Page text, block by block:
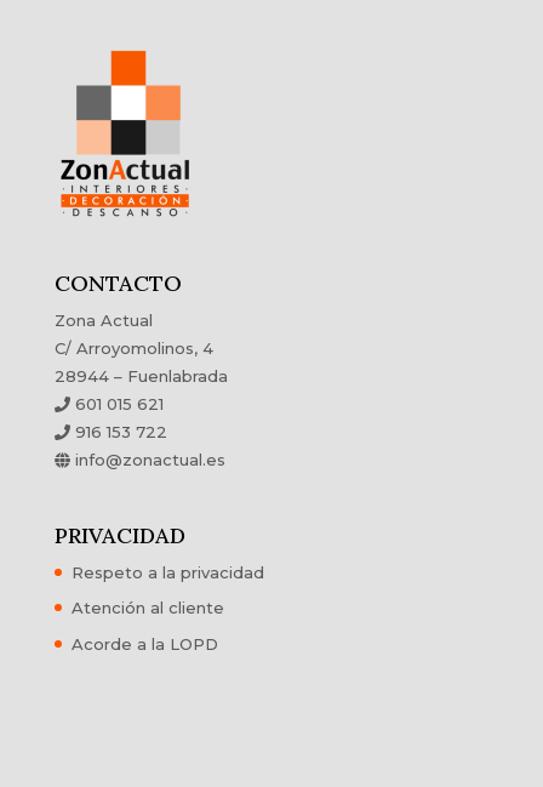
CONTACTO
Zona Actual
C/ Arroyomolinos, 4
28944 – Fuenlabrada
601 015 621
916 153 722
info@zonactual.es
PRIVACIDAD
Respeto a la privacidad
Atención al cliente
Acorde a la LOPD